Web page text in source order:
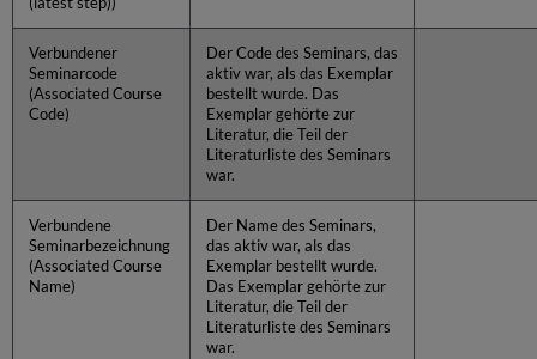
Verbundener
Seminarcode
(Associated Course
Code)
Der Code des Seminars, das
aktiv war, als das Exemplar
bestellt wurde. Das
Exemplar gehörte zur
Literatur, die Teil der
Literaturliste des Seminars
war.
Verbundene
Seminarbezeichnung
(Associated Course
Name)
Der Name des Seminars,
das aktiv war, als das
Exemplar bestellt wurde.
Das Exemplar gehörte zur
Literatur, die Teil der
Literaturliste des Seminars
war.